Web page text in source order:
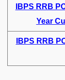
IBPS RRB
Year
IBPS RRB